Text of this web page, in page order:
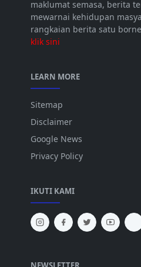
maklumat semasa, berita
mewarnai kehidupan
rangkaian berita satu
klik sini
LEARN MORE
Sitemap
Disclaimer
Google News
Privacy Policy
IKUTI KAMI